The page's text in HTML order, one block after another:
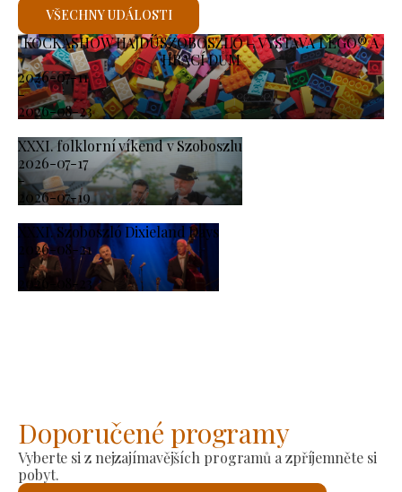
KOCKASHOW HAJDÚSZOBOSZLÓ – VÝSTAVA LEGO® A
HRACÍ DŮM
2026-07-11
-
2026-08-23
XXXI. folklorní víkend v Szoboszlu
2026-07-17
-
2026-07-19
XXXI. Szoboszló Dixieland Days
2026-08-21
-
2026-08-23
VŠECHNY UDÁLOSTI
Doporučené programy
Vyberte si z nejzajímavějších programů a zpříjemněte si
pobyt.